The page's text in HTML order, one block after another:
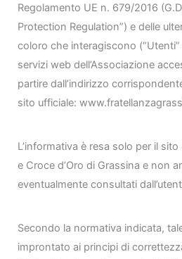
Regolamento UE n. 679/2016
Protection Regulation”) e delle
coloro che interagiscono
servizi web dell’Associazione
partire dall’indirizzo
sito ufficiale:
L’informativa è resa solo per il
e Croce d’Oro di Grassina e non
eventualmente consultati
Secondo la normativa indicata,
improntato ai principi di